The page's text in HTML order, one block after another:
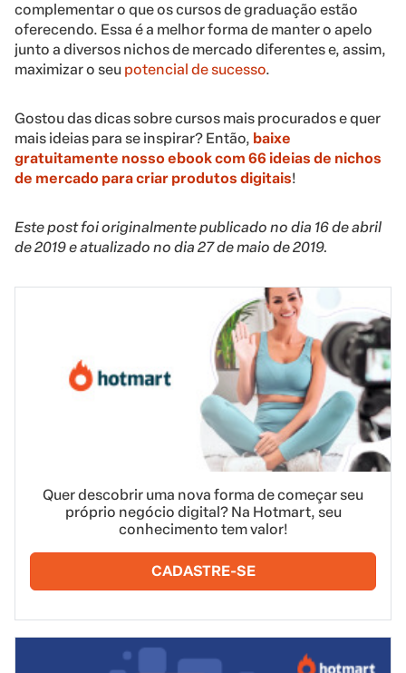
complementar o que os cursos de graduação estão
oferecendo. Essa é a melhor forma de manter o apelo
junto a diversos nichos de mercado diferentes e, assim,
maximizar o seu potencial de sucesso.
Gostou das dicas sobre cursos mais procurados e quer
mais ideias para se inspirar? Então, baixe
gratuitamente nosso ebook com 66 ideias de nichos
de mercado para criar produtos digitais!
Este post foi originalmente publicado no dia 16 de abril
de 2019 e atualizado no dia 27 de maio de 2019.
Quer descobrir uma nova forma de começar seu
próprio negócio digital? Na Hotmart, seu
conhecimento tem valor!
CADASTRE-SE